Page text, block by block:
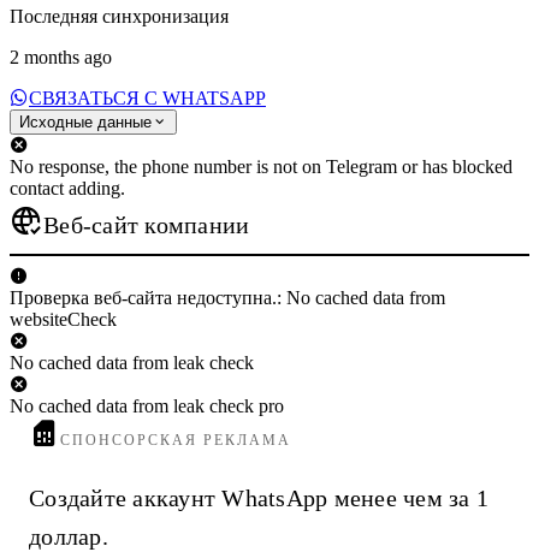
Последняя синхронизация
2 months ago
СВЯЗАТЬСЯ С WHATSAPP
Исходные данные
No response, the phone number is not on Telegram or has blocked
contact adding.
Веб-сайт компании
Проверка веб-сайта недоступна.: No cached data from
websiteCheck
No cached data from leak check
No cached data from leak check pro
СПОНСОРСКАЯ РЕКЛАМА
Создайте аккаунт WhatsApp менее чем за 1
доллар.